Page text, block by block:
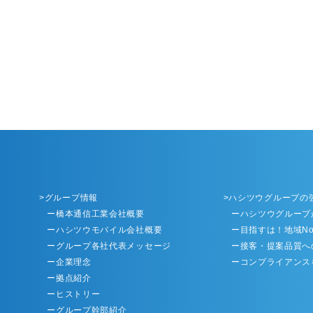
グループ情報
ー橋本通信工業会社概要
ーハシツウモバイル会社概要
ーグループ各社代表メッセージ
ー企業理念
ー拠点紹介
ーヒストリー
ーグループ幹部紹介
ハシツウグループの
ーハシツウグルー
ー目指すは！地域
ー接客・提案品質
ーコンプライアン